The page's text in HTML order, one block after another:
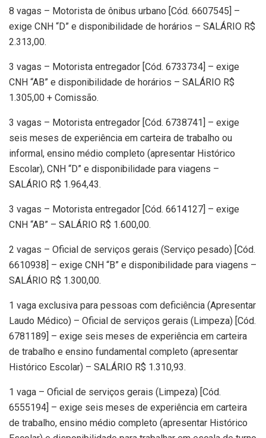
8 vagas – Motorista de ônibus urbano [Cód. 6607545] –
exige CNH “D” e disponibilidade de horários – SALÁRIO R$
2.313,00.
3 vagas – Motorista entregador [Cód. 6733734] – exige
CNH “AB” e disponibilidade de horários – SALÁRIO R$
1.305,00 + Comissão.
3 vagas – Motorista entregador [Cód. 6738741] – exige
seis meses de experiência em carteira de trabalho ou
informal, ensino médio completo (apresentar Histórico
Escolar), CNH “D” e disponibilidade para viagens –
SALÁRIO R$ 1.964,43.
3 vagas – Motorista entregador [Cód. 6614127] – exige
CNH “AB” – SALÁRIO R$ 1.600,00.
2 vagas – Oficial de serviços gerais (Serviço pesado) [Cód.
6610938] – exige CNH “B” e disponibilidade para viagens –
SALÁRIO R$ 1.300,00.
1 vaga exclusiva para pessoas com deficiência (Apresentar
Laudo Médico) – Oficial de serviços gerais (Limpeza) [Cód.
6781189] – exige seis meses de experiência em carteira
de trabalho e ensino fundamental completo (apresentar
Histórico Escolar) – SALÁRIO R$ 1.310,93.
1 vaga – Oficial de serviços gerais (Limpeza) [Cód.
6555194] – exige seis meses de experiência em carteira
de trabalho, ensino médio completo (apresentar Histórico